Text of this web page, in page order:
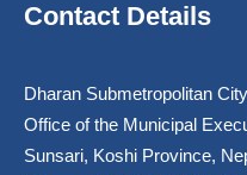
Contact Details
Dharan Submetropolitan City
Office of the Municipal
Sunsari, Koshi Province,